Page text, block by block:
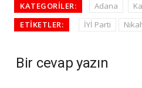
KATEGORILER: Adana
ETIKETLER:
İYİ Parti
Bir cevap yazın